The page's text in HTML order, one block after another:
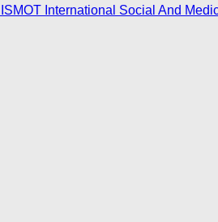
International Social And